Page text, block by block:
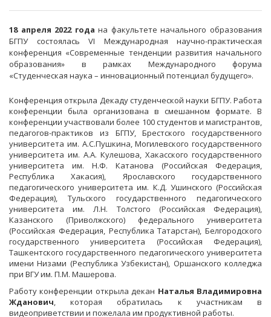
18апреля 2022года на факультете начального образования
БГПУ состоялась VI Международная научно-практическая
конференция «Современные тенденции развития начального
образования» в рамках Международного форума
«Студенческая наука – инновационный потенциал будущего».
Конференция открыла Декаду студенческой науки БГПУ. Работа
конференции была организована в смешанном формате. В
конференции участвовали более 100 студентов и магистрантов,
педагогов-практиков из БГПУ, Брестского государственного
университета им. А.С.Пушкина, Могилевского государственного
университета им. А.А. Кулешова, Хакасского государственного
университета им. Н.Ф. Катанова (Российская Федерация,
Республика Хакасия), Ярославского государственного
педагогического университета им. К.Д. Ушинского (Российская
Федерация), Тульского государственного педагогического
университета им. Л.Н. Толстого (Российская Федерация),
Казанского (Приволжского) федерального университета
(Российская Федерация, Республика Татарстан), Белгородского
государственного университета (Российская Федерация),
Ташкентского государственного педагогического университета
имени Низами (Республика Узбекистан), Оршанского колледжа
при ВГУ им. П.М. Машерова.
Работу конференции открыла декан Наталья Владимировна
Жданович, которая обратилась к участникам в
видеоприветствии и пожелала им продуктивной работы.